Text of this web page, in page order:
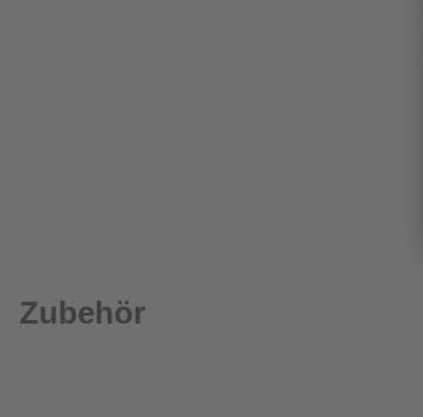
Zubehör